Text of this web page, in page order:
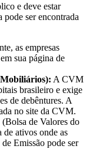
e deve estar
ser encontrada
as empresas
sua página de
A CVM
brasileiro e exige
de debêntures. A
no site da CVM.
de Valores do
de ativos onde as
Emissão pode ser